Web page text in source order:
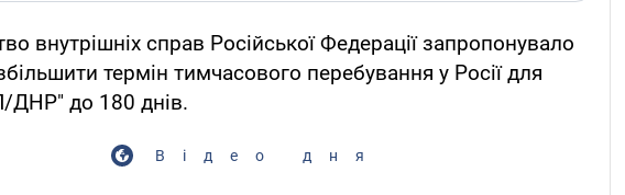
внутрішніх справ Російської Федерації запропонувало
термін тимчасового перебування у Росії для
ДНР" до 180 днів.
Відео дня